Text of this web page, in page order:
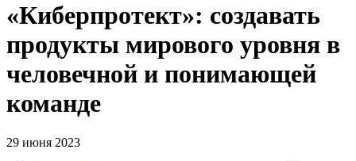
«Киберпротект»: создавать
продукты мирового уровня в
человечной и понимающей
команде
29 июня 2023